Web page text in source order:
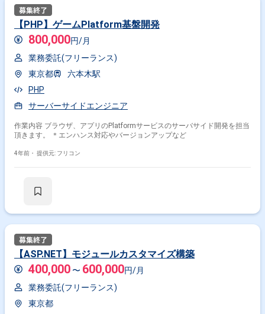
【PHP】ゲームPlatform基盤開発
800,000円/月
業務委託(フリーランス)
東京都
六本木駅
PHP
サーバーサイドエンジニア
作業内容 ブラウザ、アプリのPlatformサービスのサーバサイド開発を担当
頂きます。 ＊エンハンス対応やバージョンアップなど
4年前・ 提供元: フリコン
【ASP.NET】モジュールカスタマイズ構築
400,000 〜 600,000円/月
業務委託(フリーランス)
東京都